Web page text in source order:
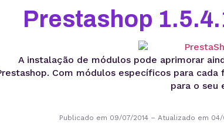
Prestashop
A instalação de módulos pode aprimorar
Com módulos específicos para
para o seu
Publicado em 09/07/2014 – Atualizado em